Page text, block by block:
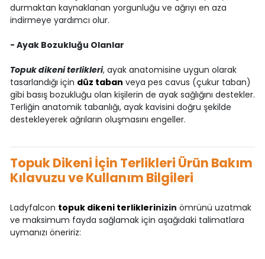
durmaktan kaynaklanan yorgunluğu ve ağrıyı en aza
indirmeye yardımcı olur.
- Ayak Bozukluğu Olanlar
Topuk dikeni terlikleri, ayak anatomisine uygun olarak
tasarlandığı için düz taban veya pes cavus (çukur taban)
gibi basış bozukluğu olan kişilerin de ayak sağlığını destekler.
Terliğin anatomik tabanlığı, ayak kavisini doğru şekilde
destekleyerek ağrıların oluşmasını engeller.
Topuk Dikeni İçin Terlikleri Ürün Bakım
Kılavuzu ve Kullanım Bilgileri
Ladyfalcon topuk dikeni terliklerinizin ömrünü uzatmak
ve maksimum fayda sağlamak için aşağıdaki talimatlara
uymanızı öneririz: